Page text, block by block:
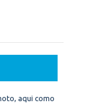
aquí como